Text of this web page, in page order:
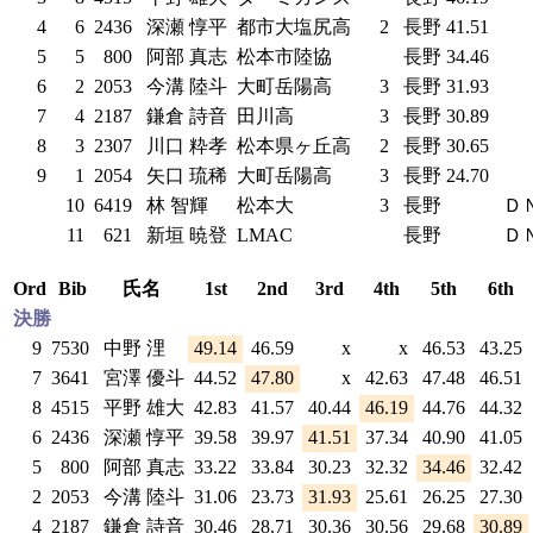
4
6 2436 深瀬 惇平 都市大塩尻高 2 長野 41.51
5
5 800 阿部 真志 松本市陸協 長野 34.46
6
2 2053 今溝 陸斗 大町岳陽高 3 長野 31.93
7
4 2187 鎌倉 詩音 田川高 3 長野 30.89
8
3 2307 川口 粋孝 松本県ヶ丘高 2 長野 30.65
9
1 2054 矢口 琉稀 大町岳陽高 3 長野 24.70
10 6419 林 智輝 松本大 3 長野
Ｄ
11
621 新垣 暁登 LMAC 長野 Ｄ
Ord Bib 氏名 1st 2nd 3rd 4th 5th
6th
決勝
9 7530 中野 浬 49.14 46.59 x x 46.53
43.25
7 3641 宮澤 優斗 44.52 47.80 x 42.63 47.48
46.51
8 4515 平野 雄大 42.83 41.57 40.44 46.19 44.76
44.32
6 2436 深瀬 惇平 39.58 39.97 41.51 37.34 40.90
41.05
5
800 阿部 真志 33.22 33.84 30.23 32.32 34.46
32.42
2 2053 今溝 陸斗 31.06 23.73 31.93 25.61 26.25
27.30
4 2187 鎌倉 詩音 30.46 28.71 30.36 30.56 29.68
30.89